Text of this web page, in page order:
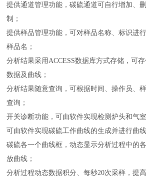
提供通道管理功能，碳硫通道可自行增加、
制；
提供样品管理功能，可对样品名称、标识进
样品名；
分析结果采用ACCESS数据库方式存储，可
数据及曲线；
分析结果随意查询，可根据时间、操作员、
查询；
开关诊断功能，可由软件实现检测炉头和气
可由软件实现碳硫工作曲线的生成并进行曲线
碳硫各一个曲线框，动态显示分析过程中的
放曲线；
分析过程动态数据积分、每秒20次采样，提